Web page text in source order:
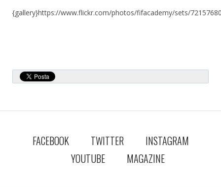
{gallery}https://www.flickr.com/photos/fifacademy/sets/
FACEBOOK TWITTER
INSTAGRAM
YOUTUBE
MAGAZINE